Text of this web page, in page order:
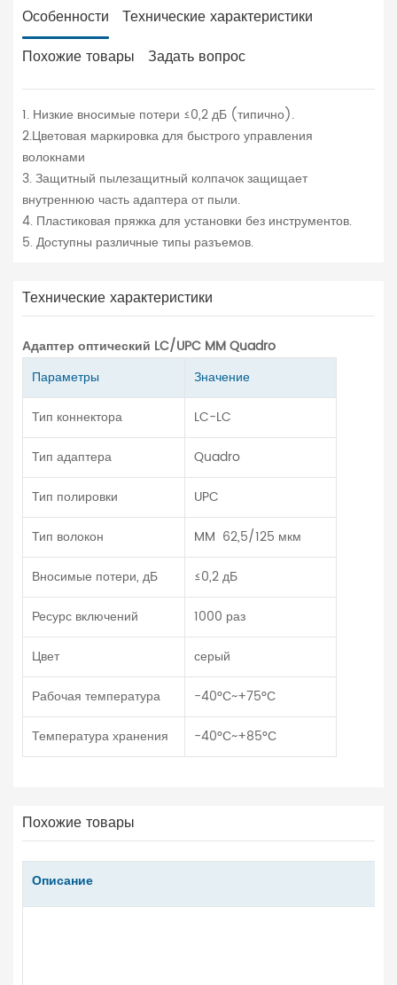
Особенности
Технические характеристики
Похожие товары
Задать вопрос
1. Низкие вносимые потери ≤0,2 дБ (типично).
2.Цветовая маркировка для быстрого управления
волокнами
3. Защитный пылезащитный колпачок защищает
внутреннюю часть адаптера от пыли.
4. Пластиковая пряжка для установки без инструментов.
5. Доступны различные типы разъемов.
Технические характеристики
Адаптер оптический LC/UPC MM Quadro
Параметры
Значение
Тип коннектора
LC-LC
Тип адаптера
Quadro
Тип полировки
UPC
Тип волокон
MM 62,5/125 мкм
Вносимые потери, дБ
≤0,2 дБ
Ресурс включений
1000 раз
Цвет
серый
Рабочая температура
-40°С~+75°С
Температура хранения
-40°С~+85°С
Похожие товары
Описание